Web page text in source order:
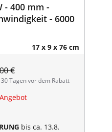
- 400 mm -
- 6000
17 x 9 x 76 cm
€
Tagen vor dem Rabatt
bis ca. 13.8.